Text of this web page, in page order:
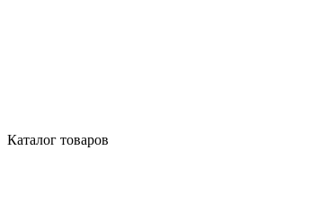
Каталог товаров